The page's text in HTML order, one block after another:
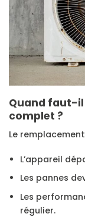
Quand faut-
complet ?
Le
L’appareil
Les pannes
Les
régulier.